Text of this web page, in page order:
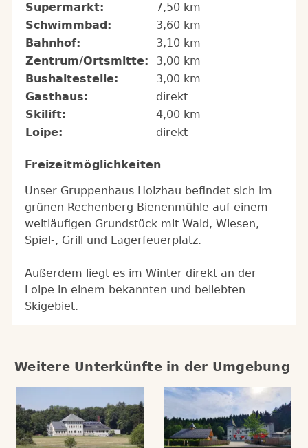
Supermarkt:
7,50 km
Schwimmbad:
3,60 km
Bahnhof:
3,10 km
Zentrum/Ortsmitte:
3,00 km
Bushaltestelle:
3,00 km
Gasthaus:
direkt
Skilift:
4,00 km
Loipe:
direkt
Freizeitmöglichkeiten
Unser Gruppenhaus Holzhau beﬁndet sich im
grünen Rechenberg-Bienenmühle auf einem
weitläufigen Grundstück mit Wald, Wiesen,
Spiel-, Grill und Lagerfeuerplatz.
Außerdem liegt es im Winter direkt an der
Loipe in einem bekannten und beliebten
Skigebiet.
Weitere Unterkünfte in der Umgebung